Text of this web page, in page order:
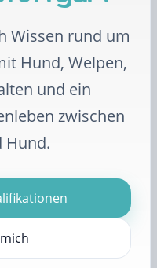
Wissen rund um
Hund, Welpen,
und ein
zwischen
Hund.